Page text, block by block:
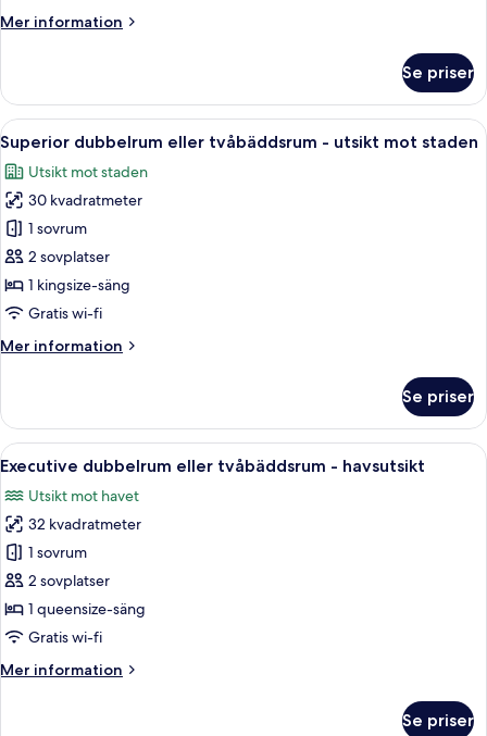
havsutsikt
Mer information
Mer
dubbelrum
eller
tvåbäddsrum
havsutsikt
Se priser
Öppna
alla
foton
för
Superior
dubbelrum
eller
tvåbäddsrum
utsikt
Ett hotellrum med en säng, ett
14
Superior dubbelrum eller tvåbäddsrum - utsikt mot staden
Utsikt mot staden
30 kvadratmeter
1 sovrum
2 sovplatser
1 kingsize-säng
Gratis wi-fi
Mer information
Mer
dubbelrum
eller
tvåbäddsrum
utsikt
mot
staden
Se priser
Öppna
alla
foton
för
Executive
dubbelrum
eller
tvåbäddsrum
havsutsikt
Ett hotellrum med en stor säng, ett
12
Executive dubbelrum eller tvåbäddsrum - havsutsikt
Utsikt mot havet
32 kvadratmeter
1 sovrum
2 sovplatser
1 queensize-säng
Gratis wi-fi
Mer information
Mer
Se priser